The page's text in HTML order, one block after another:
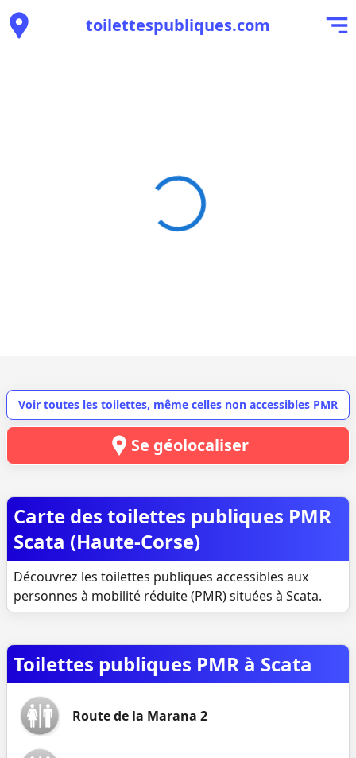
toilettespubliques.com
Voir toutes les toilettes, même celles non accessibles PMR
Se géolocaliser
Carte des toilettes publiques PMR
Scata (Haute-Corse)
Découvrez les toilettes publiques accessibles aux
personnes à mobilité réduite (PMR) situées à Scata.
Toilettes publiques PMR à Scata
Route de la Marana 2